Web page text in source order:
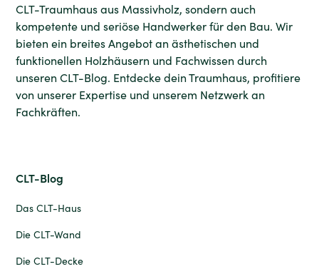
CLT-Traumhaus aus Massivholz, sondern auch
kompetente und seriöse Handwerker für den Bau. Wir
bieten ein breites Angebot an ästhetischen und
funktionellen Holzhäusern und Fachwissen durch
unseren CLT-Blog. Entdecke dein Traumhaus, profitiere
von unserer Expertise und unserem Netzwerk an
Fachkräften.
CLT-Blog
Das CLT-Haus
Die CLT-Wand
Die CLT-Decke